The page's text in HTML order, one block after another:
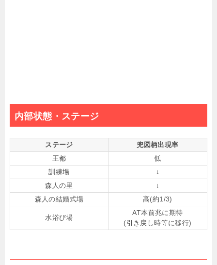
内部状態・ステージ
ステージ
兜図柄出現率
王都
低
訓練場
↓
森人の里
↓
森人の結婚式場
高(約1/3)
水浴び場
AT本前兆に期待
(引き戻し時等に移行)